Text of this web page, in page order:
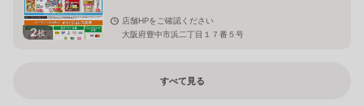
2枚
店舗HPをご確認ください
大阪府豊中市浜二丁目１７番５号
すべて見る